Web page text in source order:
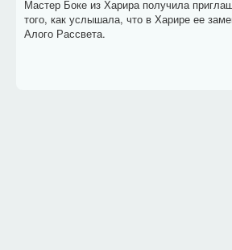
Мастер Боке из Харира получила
того, как услышала, что в Харире ее
Алого Рассвета.